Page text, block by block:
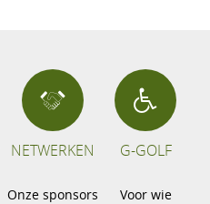
NETWERKEN
Onze sponsors
G-GOLF
Voor wie